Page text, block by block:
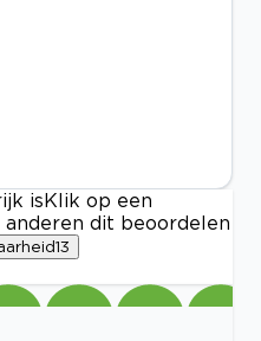
is Klik op een
dit beoordelen
13